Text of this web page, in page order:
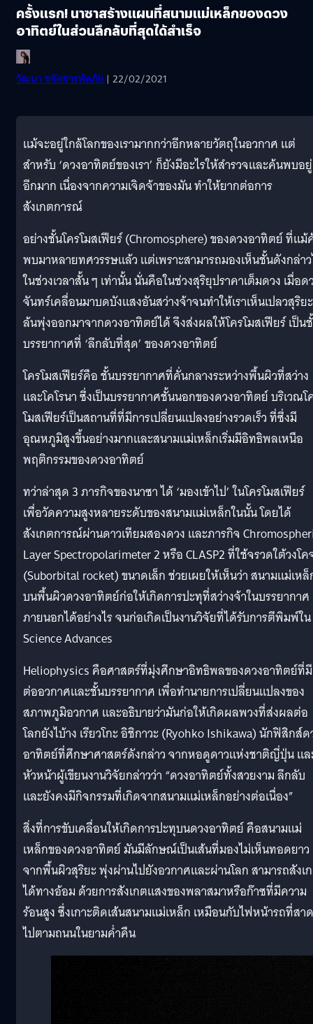
ครั้งแรก! นาซาสร้างแผนที่สนามแม่เหล็กของดวง
อาทิตย์ในส่วนลึกลับที่สุดได้สำเร็จ
วัฒนา ขจัดสารพัดภัย | 22/02/2021
แม้จะอยู่ใกล้โลกของเรามากกว่าอีกหลายวัตถุในอวกาศ แต่
สำหรับ ‘ดวงอาทิตย์ของเรา’ ก็ยังมีอะไรให้สำรวจและค้นพบอยู่
อีกมาก เนื่องจากความเจิดจ้าของมัน ทำให้ยากต่อการ
สังเกตการณ์
อย่างชั้นโครโมสเฟียร์ (Chromosphere) ของดวงอาทิตย์ ที่แม้
พบมาหลายทศวรรษแล้ว แต่เพราะสามารถมองเห็นชั้นดังกล่า
ในช่วงเวลาสั้น ๆ เท่านั้น นั่นคือในช่วงสุริยุปราคาเต็มดวง เมื่อด
จันทร์เคลื่อนมาบดบังแสงอันสว่างจ้าจนทำให้เราเห็นเปลวสุริย
ล้นพุ่งออกมาจากดวงอาทิตย์ได้ จึงส่งผลให้โครโมสเฟียร์ เป็น
บรรยากาศที่ ‘ลึกลับที่สุด’ ของดวงอาทิตย์
โครโมสเฟียร์คือ ชั้นบรรยากาศที่คั่นกลางระหว่างพื้นผิวที่สว่าง
และโคโรนา ซึ่งเป็นบรรยากาศชั้นนอกของดวงอาทิตย์ บริเวณโ
โมสเฟียร์เป็นสถานที่ที่มีการเปลี่ยนแปลงอย่างรวดเร็ว ที่ซึ่งมี
อุณหภูมิสูงขึ้นอย่างมากและสนามแม่เหล็กเริ่มมีอิทธิพลเหนือ
พฤติกรรมของดวงอาทิตย์
ทว่าล่าสุด 3 ภารกิจของนาซา ได้ ‘มองเข้าไป’ ในโครโมสเฟียร์
เพื่อวัดความสูงหลายระดับของสนามแม่เหล็กในนั้น โดยได้
สังเกตการณ์ผ่านดาวเทียมสองดวง และภารกิจ
Layer Spectropolarimeter 2 หรือ CLASP2 ที่ใช้จรวดใต้วงโค
(Suborbital rocket) ขนาดเล็ก ช่วยเผยให้เห็นว่า สนามแม่เห
บนพื้นผิวดวงอาทิตย์ก่อให้เกิดการปะทุที่สว่างจ้าในบรรยากาศ
ภายนอกได้อย่างไร จนก่อเกิดเป็นงานวิจัยที่ได้รับการตีพิมพ์ใน
Science Advances
Heliophysics คือศาสตร์ที่มุ่งศึกษาอิทธิพลของดวงอาทิตย์ที่มี
ต่ออวกาศและชั้นบรรยากาศ เพื่อทำนายการเปลี่ยนแปลงของ
สภาพภูมิอวกาศ และอธิบายว่ามันก่อให้เกิดผลพวงที่ส่งผลต่อ
โลกยังไบ้าง เรียวโกะ อิชิกาวะ (Ryohko Ishikawa) นักฟิสิกส์ด
อาทิตย์ที่ศึกษาศาสตร์ดังกล่าว จากหอดูดาวแห่งชาติญี่ปุ่น แ
หัวหน้าผู้เขียนงานวิจัยกล่าวว่า “ดวงอาทิตย์ทั้งสวยงาม ลึกลับ
และยังคงมีกิจกรรมที่เกิดจากสนามแม่เหล็กอย่างต่อเนื่อง”
สิ่งที่การขับเคลื่อนให้เกิดการปะทุบนดวงอาทิตย์ คือสนามแม่
เหล็กของดวงอาทิตย์ มันมีลักษณ์เป็นเส้นที่มองไม่เห็นทอดยาว
จากพื้นผิวสุริยะ พุ่งผ่านไปยังอวกาศและผ่านโลก สามารถสังเ
ได้ทางอ้อม ด้วยการสังเกตแสงของพลาสมาหรือก๊าซที่มีความ
ร้อนสูง ซึ่งเกาะติดเส้นสนามแม่เหล็ก เหมือนกับไฟหน้ารถที่สาด
ไปตามถนนในยามค่ำคืน